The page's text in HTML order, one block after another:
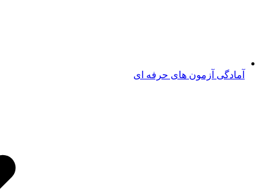
آمادگی آزمون های حرفه ای